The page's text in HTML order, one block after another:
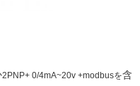
2PNP+ 0/4mA~20v +modbusを含